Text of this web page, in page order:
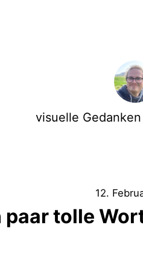
visuelle
12.
paar tolle